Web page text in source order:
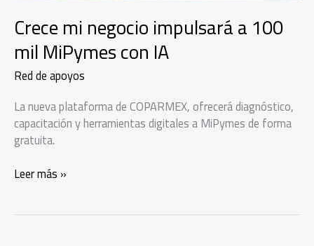
Crece mi negocio impulsará a 100
mil MiPymes con IA
Red de apoyos
La nueva plataforma de COPARMEX, ofrecerá diagnóstico,
capacitación y herramientas digitales a MiPymes de forma
gratuita.
Crece
Leer más »